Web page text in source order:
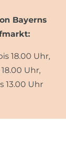
Bayerns
18.00 Uhr,
Uhr,
13.00 Uhr